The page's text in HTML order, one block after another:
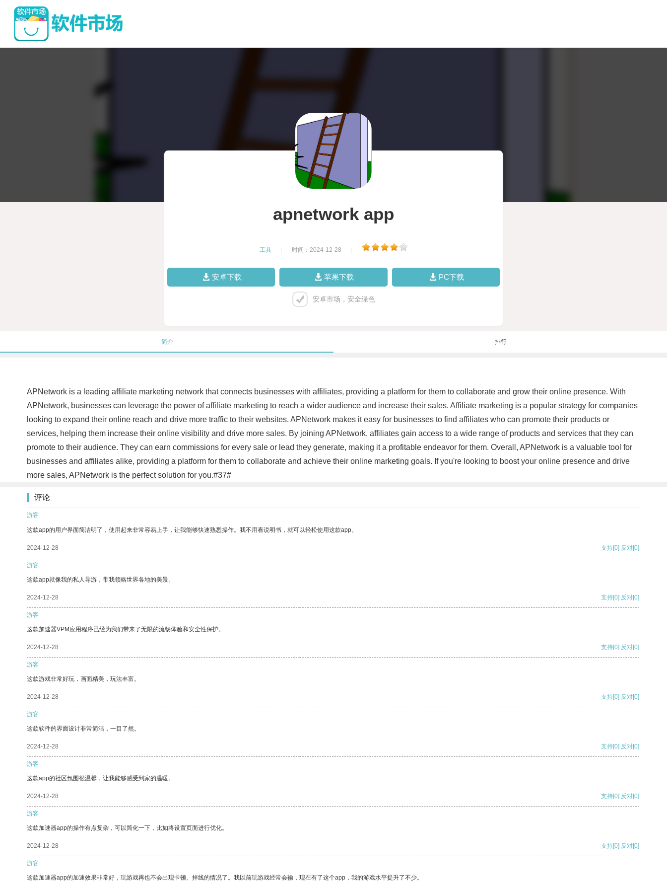
apnetwork app
工具 时间：2024-12-28
安卓下载 苹果下载 PC下载
安卓市场，安全绿色
简介 排行
APNetwork is a leading affiliate marketing network that connects businesses with affiliates, providing a platform for them to collaborate and grow their online presence. With
APNetwork, businesses can leverage the power of affiliate marketing to reach a wider audience and increase their sales. Affiliate marketing is a popular strategy for companies
looking to expand their online reach and drive more traffic to their websites. APNetwork makes it easy for businesses to find affiliates who can promote their products or
services, helping them increase their online visibility and drive more sales. By joining APNetwork, affiliates gain access to a wide range of products and services that they can
promote to their audience. They can earn commissions for every sale or lead they generate, making it a profitable endeavor for them. Overall, APNetwork is a valuable tool for
businesses and affiliates alike, providing a platform for them to collaborate and achieve their online marketing goals. If you're looking to boost your online presence and drive
more sales, APNetwork is the perfect solution for you.#37#
评论
游客
这款app的用户界面简洁明了，使用起来非常容易上手，让我能够快速熟悉操作。我不用看说明书，就可以轻松使用这款app。
2024-12-28 支持[0] 反对[0]
游客
这款app就像我的私人导游，带我领略世界各地的美景。
2024-12-28 支持[0] 反对[0]
游客
这款加速器VPM应用程序已经为我们带来了无限的流畅体验和安全性保护。
2024-12-28 支持[0] 反对[0]
游客
这款游戏非常好玩，画面精美，玩法丰富。
2024-12-28 支持[0] 反对[0]
游客
这款软件的界面设计非常简洁，一目了然。
2024-12-28 支持[0] 反对[0]
游客
这款app的社区氛围很温馨，让我能够感受到家的温暖。
2024-12-28 支持[0] 反对[0]
游客
这款加速器app的操作有点复杂，可以简化一下，比如将设置页面进行优化。
2024-12-28 支持[0] 反对[0]
游客
这款加速器app的加速效果非常好，玩游戏再也不会出现卡顿、掉线的情况了。我以前玩游戏经常会输，现在有了这个app，我的游戏水平提升了不少。